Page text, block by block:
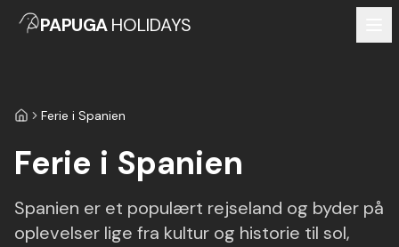
PAPUGAHOLIDAYS
ForsideFerie i Spanien
Ferie i Spanien
Spanien er et populært rejseland og byder på
oplevelser lige fra kultur og historie til sol,